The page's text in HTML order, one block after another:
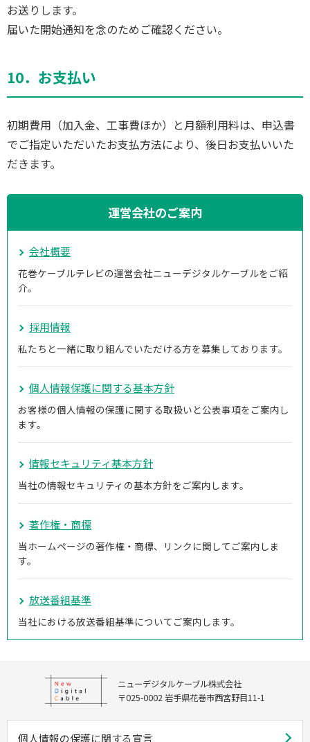
お送りします。
届いた開始通知を念のためご確認ください。
10．お支払い
初期費用（加入金、工事費ほか）と月額利用料は、申込書
でご指定いただいたお支払方法により、後日お支払いいた
だきます。
運営会社のご案内
会社概要
花巻ケーブルテレビの運営会社ニューデジタルケーブルをご紹
介。
採用情報
私たちと一緒に取り組んでいただける方を募集しております。
個人情報保護に関する基本方針
お客様の個人情報の保護に関する取扱いと公表事項をご案内し
ます。
情報セキュリティ基本方針
当社の情報セキュリティの基本方針をご案内します。
著作権・商標
当ホームページの著作権・商標、リンクに関してご案内しま
す。
放送番組基準
当社における放送番組基準についてご案内します。
ニューデジタルケーブル株式会社
〒025-0002 岩手県花巻市西宮野目11-1
個人情報の保護に関する宣言